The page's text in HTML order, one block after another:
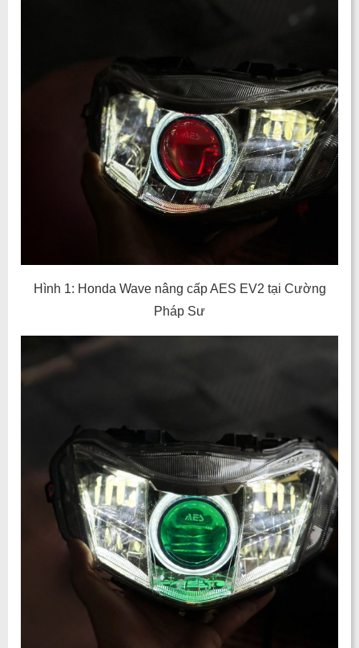
Hình 1: Honda Wave nâng cấp AES EV2 tại Cường
Pháp Sư